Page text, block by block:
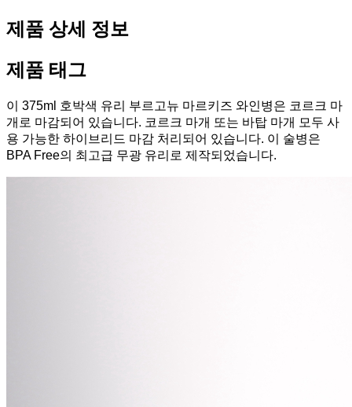
제품 상세 정보
제품 태그
이 375ml 호박색 유리 부르고뉴 마르키즈 와인병은 코르크 마
개로 마감되어 있습니다. 코르크 마개 또는 바탑 마개 모두 사
용 가능한 하이브리드 마감 처리되어 있습니다. 이 술병은
BPA Free의 최고급 무광 유리로 제작되었습니다.